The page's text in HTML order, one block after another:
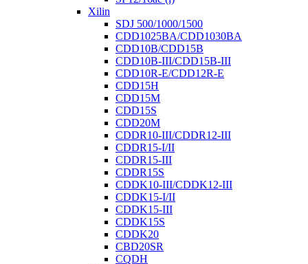
Xilin
SDJ 500/1000/1500
CDD1025BA/CDD1030BA
CDD10B/CDD15B
CDD10B-III/CDD15B-III
CDD10R-E/CDD12R-E
CDD15H
CDD15M
CDD15S
CDD20M
CDDR10-III/CDDR12-III
CDDR15-I/II
CDDR15-III
CDDR15S
CDDK10-III/CDDK12-III
CDDK15-I/II
CDDK15-III
CDDK15S
CDDK20
CBD20SR
CQDH